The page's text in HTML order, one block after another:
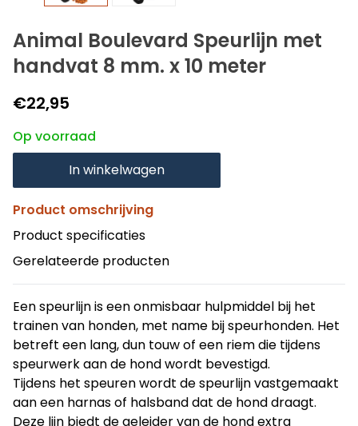
Animal Boulevard Speurlijn met
handvat 8 mm. x 10 meter
€22,95
Op voorraad
In winkelwagen
Product omschrijving
Product specificaties
Gerelateerde producten
Een speurlijn is een onmisbaar hulpmiddel bij het
trainen van honden, met name bij speurhonden. Het
betreft een lang, dun touw of een riem die tijdens
speurwerk aan de hond wordt bevestigd.
Tijdens het speuren wordt de speurlijn vastgemaakt
aan een harnas of halsband dat de hond draagt.
Deze lijn biedt de geleider van de hond extra